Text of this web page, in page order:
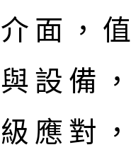
面，
設備
應對